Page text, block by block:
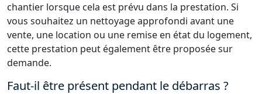
chantier lorsque cela est prévu dans la prestation. Si
vous souhaitez un nettoyage approfondi avant une
vente, une location ou une remise en état du logement,
cette prestation peut également être proposée sur
demande.
Faut-il être présent pendant le débarras ?